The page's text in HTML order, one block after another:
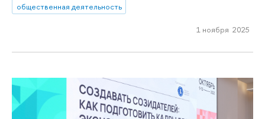
общественная деятельность
1 ноября 2025